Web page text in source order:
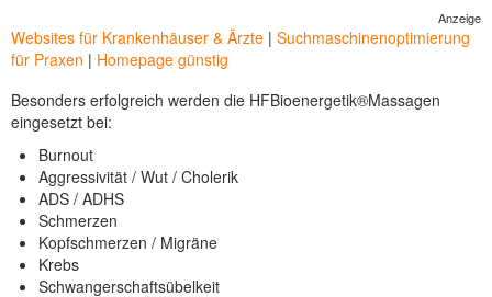
Anzeige
Websites für Krankenhäuser & Ärzte | Suchmaschinenoptimierung
für Praxen | Homepage günstig
Besonders erfolgreich werden die HFBioenergetik®Massagen
eingesetzt bei:
Burnout
Aggressivität / Wut / Cholerik
ADS / ADHS
Schmerzen
Kopfschmerzen / Migräne
Krebs
Schwangerschaftsübelkeit